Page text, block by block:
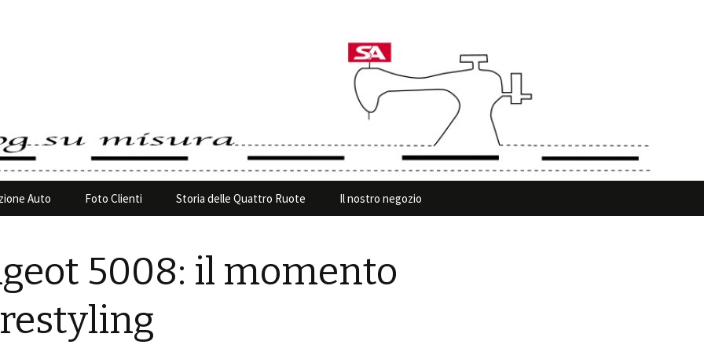
Auto Foto Clienti Storia delle Quattro Ruote Il nostro negozio
5008: il momento